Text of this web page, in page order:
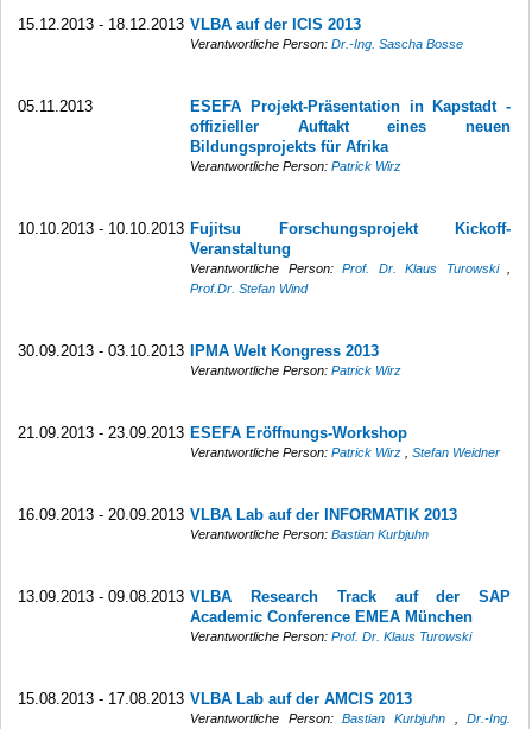
15.12.2013 - 18.12.2013 VLBA auf der ICIS 2013
Verantwortliche Person:Dr.-Ing. Sascha Bosse
05.11.2013
ESEFA Projekt-Präsentation in Kapstadt -
offizieller Auftakt eines neuen
Bildungsprojekts für Afrika
Verantwortliche Person:Patrick Wirz
10.10.2013 - 10.10.2013 Fujitsu Forschungsprojekt Kickoff-
Veranstaltung
Verantwortliche Person:Prof. Dr. Klaus Turowski
Prof.Dr. Stefan Wind
30.09.2013 - 03.10.2013 IPMA Welt Kongress 2013
Verantwortliche Person:Patrick Wirz
21.09.2013 - 23.09.2013 ESEFA Eröffnungs-Workshop
Verantwortliche Person:Patrick Wirz ,Stefan Weidner
16.09.2013 - 20.09.2013 VLBA Lab auf der INFORMATIK 2013
Verantwortliche Person:Bastian Kurbjuhn
13.09.2013 - 09.08.2013 VLBA Research Track auf der SAP
Academic Conference EMEA München
Verantwortliche Person:Prof. Dr. Klaus Turowski
15.08.2013 - 17.08.2013 VLBA Lab auf der AMCIS 2013
Verantwortliche Person:Bastian Kurbjuhn ,Dr.-Ing.